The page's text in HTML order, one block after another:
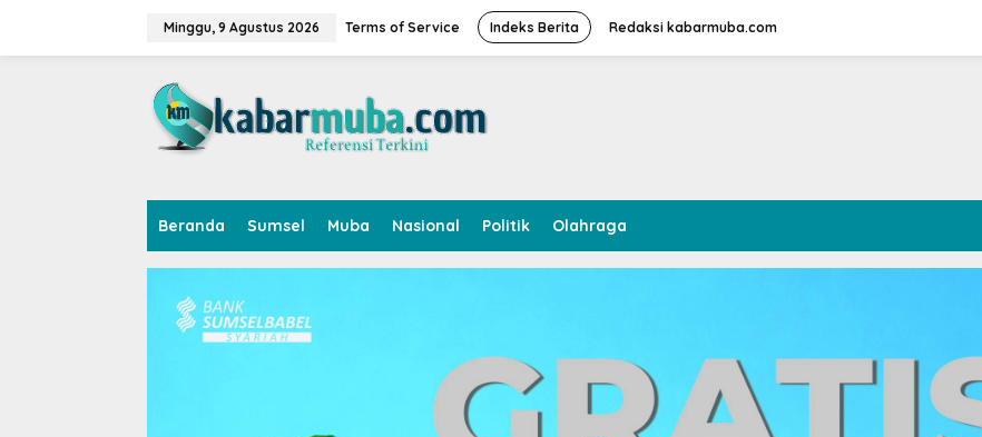
Minggu, 9 Agustus 2026 Terms of Service Indeks Berita Redaksi kabarmuba.com
Beranda Sumsel Muba Nasional Politik Olahraga